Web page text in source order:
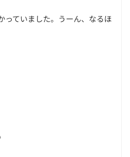
っていました。うーん、なるほ